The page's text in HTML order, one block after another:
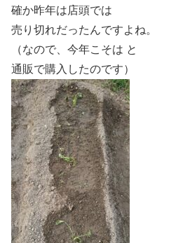
確か昨年は店頭では
売り切れだったんですよね。
（なので、今年こそは と
通販で購入したのです）